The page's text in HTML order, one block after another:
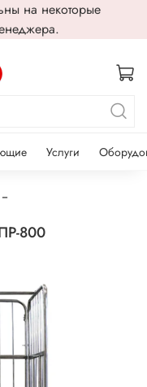
на некоторые
Услуги
800